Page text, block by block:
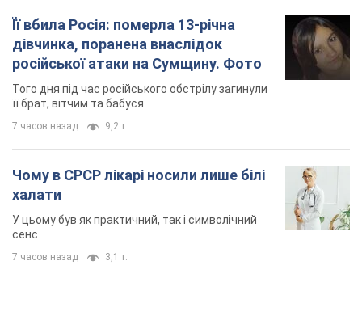
Її вбила Росія: померла 13-річна
дівчинка, поранена внаслідок
російської атаки на Сумщину. Фото
Того дня під час російського обстрілу загинули
її брат, вітчим та бабуся
7 часов назад 9,2 т.
Чому в СРСР лікарі носили лише білі
халати
У цьому був як практичний, так і символічний
сенс
7 часов назад 3,1 т.